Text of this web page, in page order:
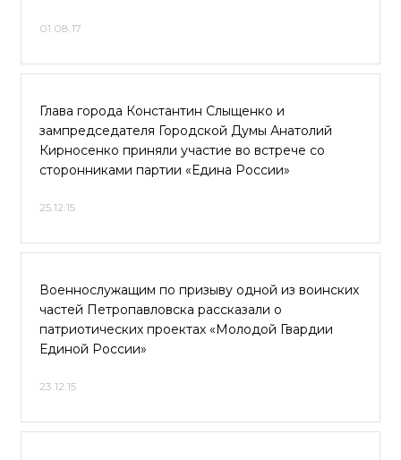
01.08.17
Глава города Константин Слыщенко и
зампредседателя Городской Думы Анатолий
Кирносенко приняли участие во встрече со
сторонниками партии «Едина России»
25.12.15
Военнослужащим по призыву одной из воинских
частей Петропавловска рассказали о
патриотических проектах «Молодой Гвардии
Единой России»
23.12.15